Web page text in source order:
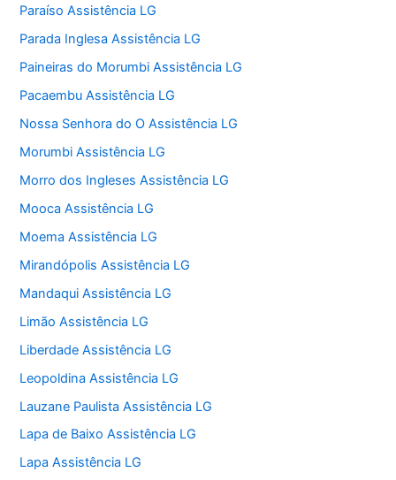
Paraíso Assistência LG
Parada Inglesa Assistência LG
Paineiras do Morumbi Assistência LG
Pacaembu Assistência LG
Nossa Senhora do O Assistência LG
Morumbi Assistência LG
Morro dos Ingleses Assistência LG
Mooca Assistência LG
Moema Assistência LG
Mirandópolis Assistência LG
Mandaqui Assistência LG
Limão Assistência LG
Liberdade Assistência LG
Leopoldina Assistência LG
Lauzane Paulista Assistência LG
Lapa de Baixo Assistência LG
Lapa Assistência LG